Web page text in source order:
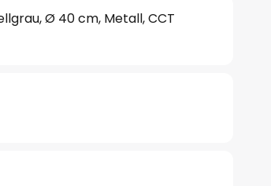
Ø 40 cm, Metall, CCT